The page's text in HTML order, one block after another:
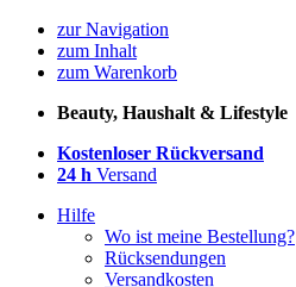
zur Navigation
zum Inhalt
zum Warenkorb
Beauty, Haushalt & Lifestyle
Kostenloser Rückversand
24 h Versand
Hilfe
Wo ist meine Bestellung?
Rücksendungen
Versandkosten